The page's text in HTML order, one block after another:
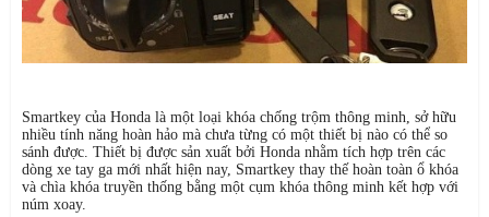
Smartkey của Honda là một loại khóa chống trộm thông minh, sở hữu
nhiều tính năng hoàn hảo mà chưa từng có một thiết bị nào có thể so
sánh được. Thiết bị được sản xuất bởi Honda nhằm tích hợp trên các
dòng xe tay ga mới nhất hiện nay, Smartkey thay thế hoàn toàn ổ khóa
và chìa khóa truyền thống bằng một cụm khóa thông minh kết hợp với
núm xoay.